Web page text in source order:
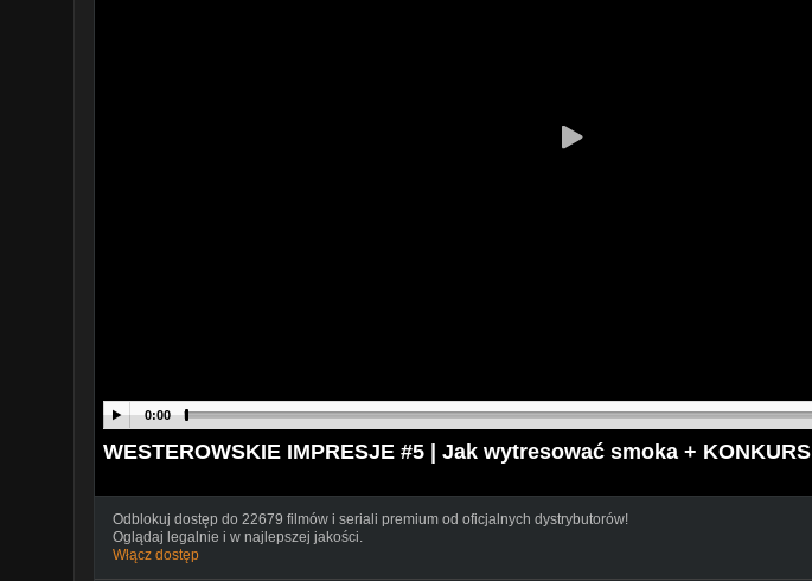
0:00
WESTEROWSKIE IMPRESJE #5 | Jak wytresować smoka + KONKURS
Odblokuj dostęp do 22679 filmów i seriali premium od oficjalnych dystrybutorów!
Oglądaj legalnie i w najlepszej jakości.
Włącz dostęp